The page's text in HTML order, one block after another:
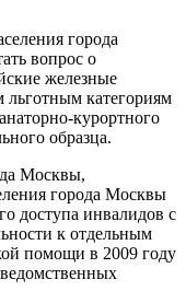
города
вопрос о
железные
льготным категориям
курортного
образца.
Москвы,
города Москвы
доступа инвалидов с
к отдельным
помощи в 2009 году